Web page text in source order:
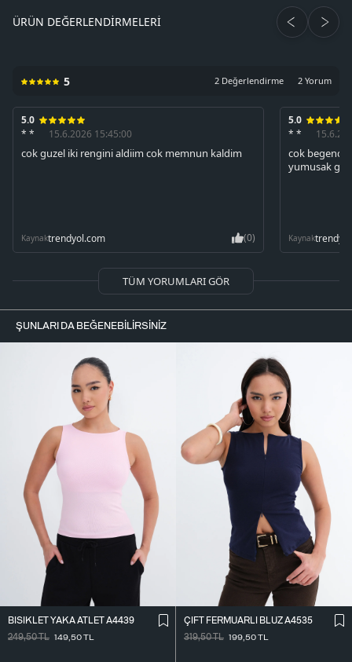
ÜRÜN DEĞERLENDIRMELERI
5 2 Değerlendirme 2 Yorum
5.0
* *
15.6.2026 15:45:00
cok guzel iki rengini aldiim cok memnun kaldim
Kaynaktrendyol.com (0)
5.0
* *
cok
yumusak
Kaynak
TÜM YORUMLARI GÖR
ŞUNLARI DA BEĞENEBILIRSINIZ
BISIKLET YAKA ATLET A4439
249,50TL 149,50TL
ÇIFT FERMUARLI BLUZ A4535
319,50TL 199,50TL